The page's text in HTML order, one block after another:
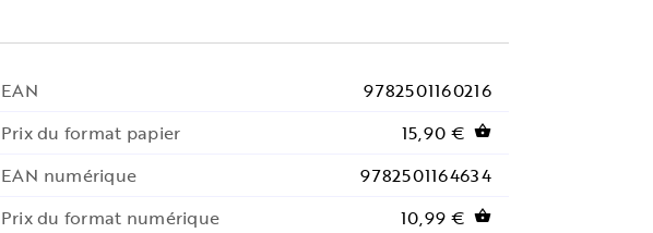
EAN
9782501160216
Prix du format papier
15,90 € shopping_basket
EAN numérique
9782501164634
Prix du format numérique
10,99 € shopping_basket